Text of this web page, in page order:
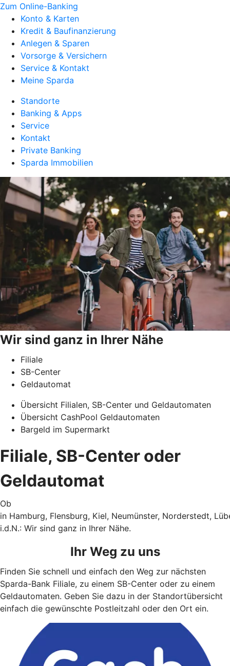
Zum Online-Banking
Konto & Karten
Kredit & Baufinanzierung
Anlegen & Sparen
Vorsorge & Versichern
Service & Kontakt
Meine Sparda
Standorte
Banking & Apps
Service
Kontakt
Private Banking
Sparda Immobilien
Wir sind ganz in Ihrer Nähe
Filiale
SB-Center
Geldautomat
Übersicht Filialen, SB-Center und Geldautomaten
Übersicht CashPool Geldautomaten
Bargeld im Supermarkt
Filiale, SB-Center oder
Geldautomat
Ob
in Hamburg, Flensburg, Kiel, Neumünster, Norderstedt,
i.d.N.: Wir sind ganz in Ihrer Nähe.
Ihr Weg zu uns
Finden Sie schnell und einfach den Weg zur nächsten
Sparda-Bank Filiale, zu einem SB-Center oder zu einem
Geldautomaten. Geben Sie dazu in der Standortübersicht
einfach die gewünschte Postleitzahl oder den Ort ein.